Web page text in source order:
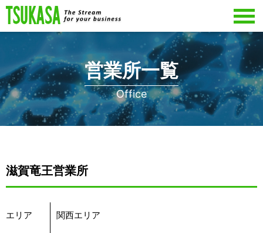
営業所一覧
Office
滋賀竜王営業所
エリア 関西エリア